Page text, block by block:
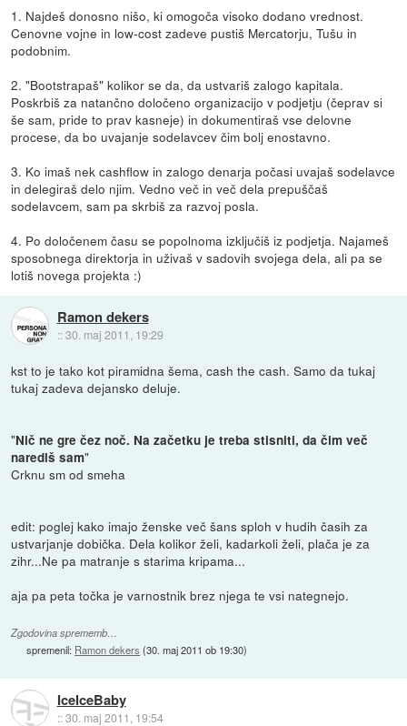
1. Najdeš donosno nišo, ki omogoča visoko dodano vrednost.
Cenovne vojne in low-cost zadeve pustiš Mercatorju, Tušu in
podobnim.
2. "Bootstrapaš" kolikor se da, da ustvariš zalogo kapitala.
Poskrbiš za natančno določeno organizacijo v podjetju (čeprav si
še sam, pride to prav kasneje) in dokumentiraš vse delovne
procese, da bo uvajanje sodelavcev čim bolj enostavno.
3. Ko imaš nek cashflow in zalogo denarja počasi uvajaš sodelavce
in delegiraš delo njim. Vedno več in več dela prepuščaš
sodelavcem, sam pa skrbiš za razvoj posla.
4. Po določenem času se popolnoma izključiš iz podjetja. Najameš
sposobnega direktorja in uživaš v sadovih svojega dela, ali pa se
lotiš novega projekta :)
Ramon dekers
::30. maj 2011, 19:29
kst to je tako kot piramidna šema, cash the cash. Samo da tukaj
tukaj zadeva dejansko deluje.
"Nič ne gre čez noč. Na začetku je treba stisniti, da čim več
narediš sam"
Crknu sm od smeha
edit: poglej kako imajo ženske več šans sploh v hudih časih za
ustvarjanje dobička. Dela kolikor želi, kadarkoli želi, plača je za
zihr...Ne pa matranje s starima kripama...
aja pa peta točka je varnostnik brez njega te vsi nategnejo.
Zgodovina sprememb…
spremenil: Ramon dekers (30. maj 2011 ob 19:30)
IceIceBaby
::30. maj 2011, 19:54